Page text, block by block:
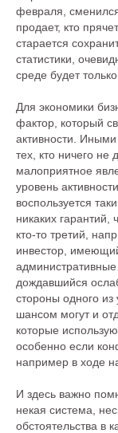
февраля,
продает, кто
старается
статистики,
среде будет только
Для экономики
фактор, который
активности.
тех, кто ничего не
малоприятное
уровень
воспользуется
никаких гарантий,
кто-то третий,
инвестор,
дождавшийся
стороны одного из
шансом могут и
которые
особенно если
например в ходе
И здесь важно
некая система,
обстоятельства в
Меню сайта